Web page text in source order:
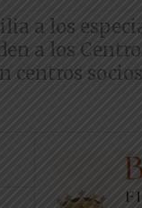
a los
a los
centros